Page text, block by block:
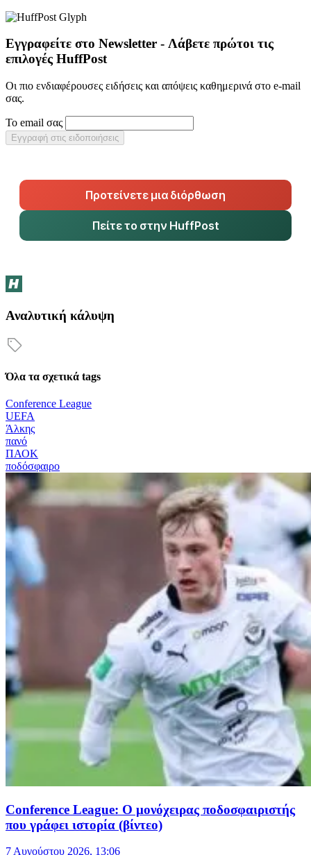
Εγγραφείτε στο Newsletter - Λάβετε πρώτοι τις
επιλογές HuffPost
Οι πιο ενδιαφέρουσες ειδήσεις και απόψεις καθημερινά στο e-mail
σας.
Το email σας
Εγγραφή στις ειδοποιήσεις
Προτείνετε μια διόρθωση
Πείτε το στην HuffPost
Αναλυτική κάλυψη
Όλα τα σχετικά tags
Conference League
UEFA
Άλκης
πανό
ΠΑΟΚ
ποδόσφαιρο
Conference League: Ο μονόχειρας ποδοσφαιριστής
που γράφει ιστορία (βίντεο)
7 Αυγούστου 2026, 13:06